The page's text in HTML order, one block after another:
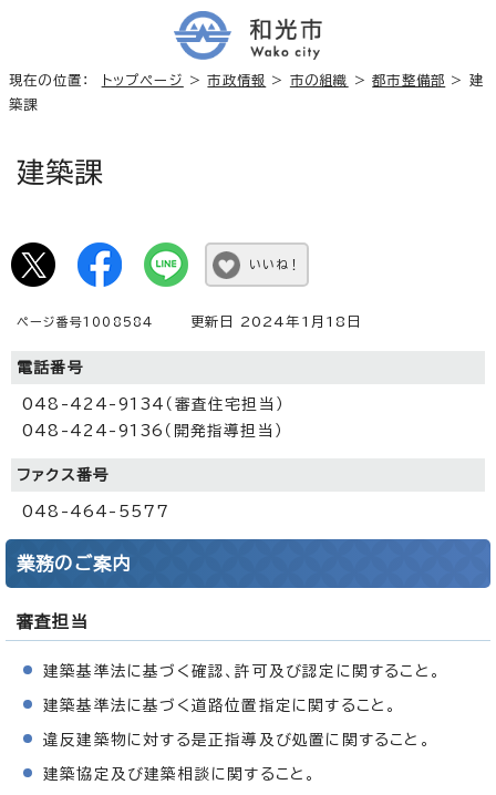
現在の位置： トップページ >市政情報 > 市の組織 >都市整備部 > 建
築課
建築課
いいね！
ページ番号1008584 更新日 2024年1月18日
電話番号
048-424-9134（審査住宅担当）
048-424-9136（開発指導担当）
ファクス番号
048-464-5577
業務のご案内
審査担当
建築基準法に基づく確認、許可及び認定に関すること。
建築基準法に基づく道路位置指定に関すること。
違反建築物に対する是正指導及び処置に関すること。
建築協定及び建築相談に関すること。